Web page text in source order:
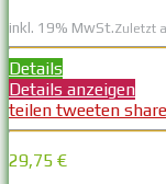
inkl. 19% MwSt.Zuletzt
Details
Details anzeigen
teilen tweeten
29,75 €